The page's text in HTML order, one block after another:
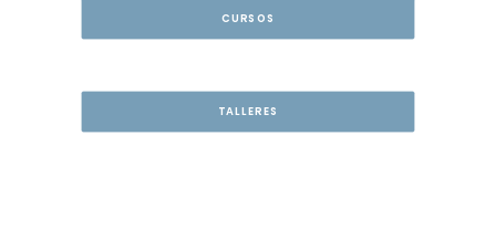
CURSOS
TALLERES